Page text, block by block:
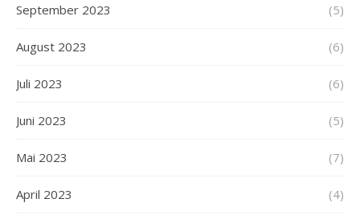
September 2023 (5)
August 2023 (6)
Juli 2023 (6)
Juni 2023 (5)
Mai 2023 (7)
April 2023 (4)